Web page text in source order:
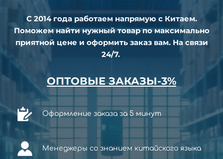
С 2014 года работаем напрямую с Китаем.
Поможем найти нужный товар по максимально
приятной цене и оформить заказ вам. На связи
24/7.
ОПТОВЫЕ ЗАКАЗЫ-3%
Оформление заказа за 5 минут
Менеджеры со знанием китайского языка